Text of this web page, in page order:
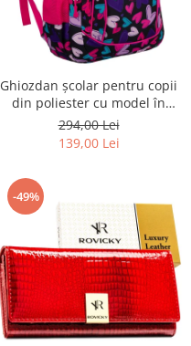
Ghiozdan școlar pentru copii
din poliester cu model în
formă de inimă - Peterson
PTR-PTN BIEDRONKA G54
294,00 Lei
139,00 Lei
-49%